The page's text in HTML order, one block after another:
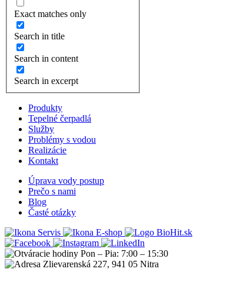
Exact matches only
Search in title
Search in content
Search in excerpt
Produkty
Tepelné čerpadlá
Služby
Problémy s vodou
Realizácie
Kontakt
Úprava vody postup
Prečo s nami
Blog
Časté otázky
Servis
E-shop
Pon – Pia: 7:00 – 15:30
Zlievarenská 227, 941 05 Nitra